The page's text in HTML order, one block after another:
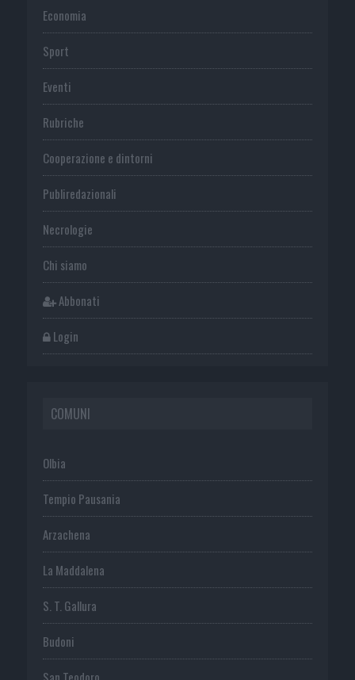
Economia
Sport
Eventi
Rubriche
Cooperazione e dintorni
Publiredazionali
Necrologie
Chi siamo
Abbonati
Login
COMUNI
Olbia
Tempio Pausania
Arzachena
La Maddalena
S. T. Gallura
Budoni